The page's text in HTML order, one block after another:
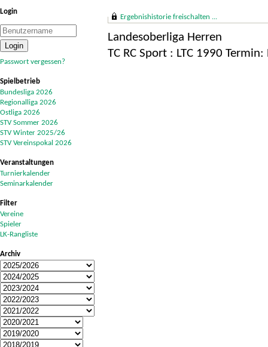
Login
Passwort vergessen?
Spielbetrieb
Bundesliga 2026
Regionalliga 2026
Ostliga 2026
STV Sommer 2026
STV Winter 2025/26
STV Vereinspokal 2026
Veranstaltungen
Turnierkalender
Seminarkalender
Filter
Vereine
Spieler
LK-Rangliste
Archiv
Ergebnishistorie freischalten ...
Landesoberliga Herren
TC RC Sport : LTC 1990